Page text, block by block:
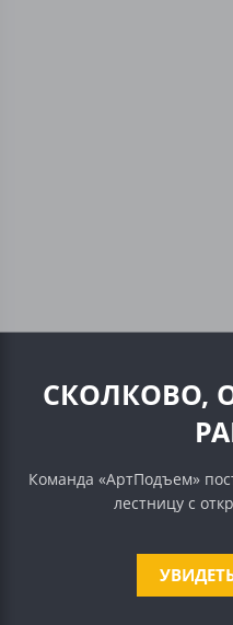
СКОЛКОВО,
Команда «АртПодъем»
лестницу с